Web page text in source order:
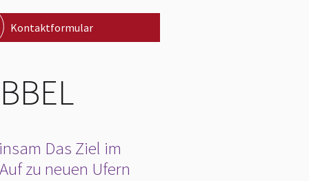
Kontaktformular
Das Ziel im
zu neuen Ufern